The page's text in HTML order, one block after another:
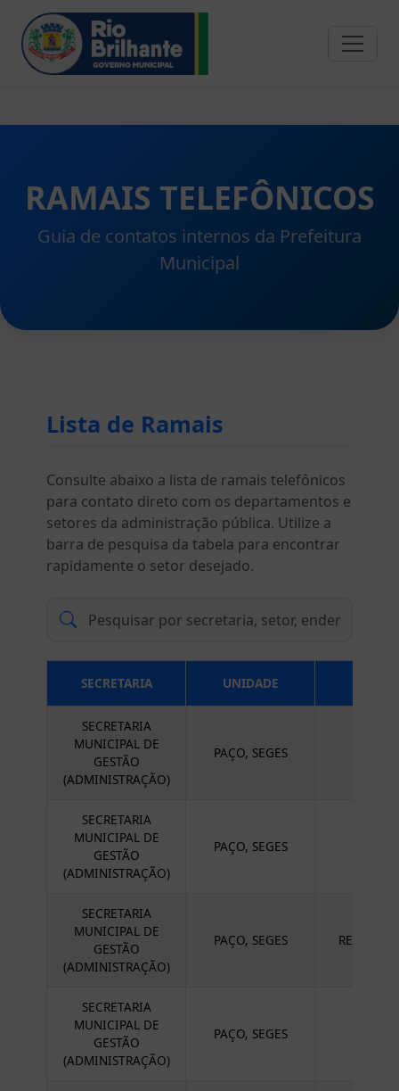
RAMAIS TELEFÔNICOS
Guia de contatos internos da Prefeitura
Municipal
Lista de Ramais
Consulte abaixo a lista de ramais telefônicos
para contato direto com os departamentos e
setores da administração pública. Utilize a
barra de pesquisa da tabela para encontrar
rapidamente o setor desejado.
SECRETARIA UNIDADE
SECRETARIA
MUNICIPAL DE
GESTÃO
(ADMINISTRAÇÃO)
PAÇO, SEGES
SECRETARIA
MUNICIPAL DE
GESTÃO
(ADMINISTRAÇÃO)
PAÇO, SEGES
SECRETARIA
MUNICIPAL DE
GESTÃO
(ADMINISTRAÇÃO)
PAÇO, SEGES
SECRETARIA
MUNICIPAL DE
GESTÃO
(ADMINISTRAÇÃO)
PAÇO, SEGES